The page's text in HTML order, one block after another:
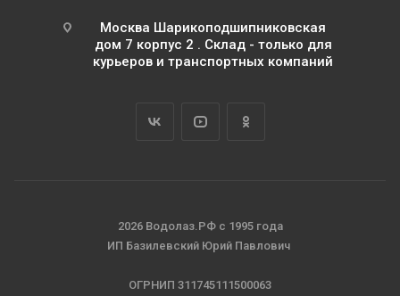
Москва Шарикоподшипниковская
дом 7 корпус 2 . Склад - только для
курьеров и транспортных компаний
2026 Водолаз.РФ с 1995 года
ИП Базилевский Юрий Павлович
ОГРНИП 311745111500063